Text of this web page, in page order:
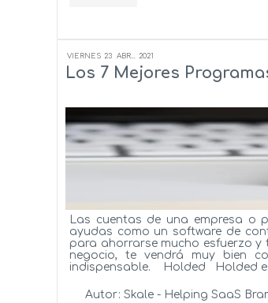
VIERNES 23 ABR... 2021
Los 7 Mejores
Las cuentas de una empresa o
ayudas como un software de
para ahorrarse mucho esfuerzo
negocio, te vendrá muy bien
indispensable. Holded Holded
Autor: Skale - Helping SaaS